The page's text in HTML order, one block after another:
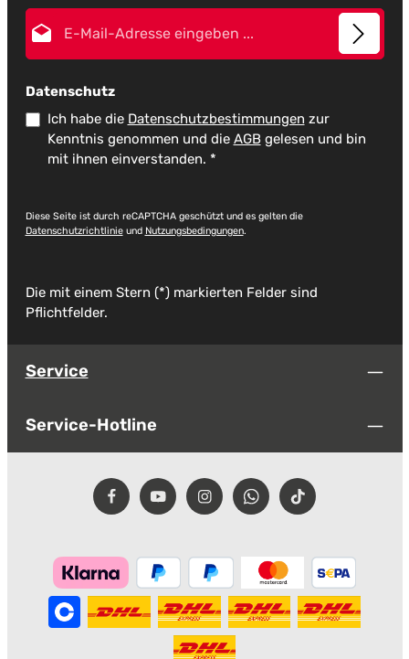
Datenschutz
Ich habe die Datenschutzbestimmungen zur
Kenntnis genommen und die AGBgelesen und bin
mit ihnen einverstanden. *
Diese Seite ist durch reCAPTCHA geschützt und es gelten die
Datenschutzrichtlinieund Nutzungsbedingungen.
Die mit einem Stern (*) markierten Felder sind
Pflichtfelder.
Service
Service-Hotline